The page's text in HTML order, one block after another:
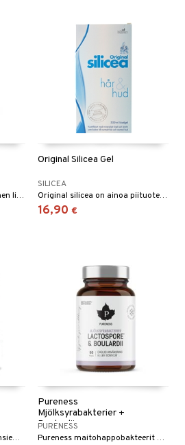
Psyllium Husks on luonnollinen liukenevan kuidun lähde, joka edistää suolen säännöllistä toimintaa.
Original Silicea Gel
SILICEA
Original silicea on ainoa piituote maailmassa, joka ei sisällä mitään lisäaineita. Original silicea on hyväksi rauhattomaan mahaan, vahvistaa hiuksia, kynsiä, sidekudoksia ja antaa kiinteän, kimmoisan ja sileän ihon. Uusi tieteellinen tutkinto Hamburin Yliopistosairaalasta vuonna 2006 osoittaa 13% tuheampaa hiuslaatua vain 6 kuukausessa.
16,90 €
Vaalea intialainen Psylliuminsiemenkuori (Plantago Ovata) 98 % puhdistettua. Täysin ilman lisäaineita. Luonnostaan gluteeniton.
Pureness
Mjölksyrabakterier +
Boulardii
PURENESS
Pureness maitohappobakteerit boulardiihiivan kanssa ovat tehokas yhdistelmä hyvään ruoansulatukseen ja suoliston terveyteen.